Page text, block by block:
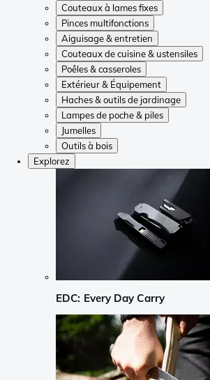
Couteaux à lames fixes
Pinces multifonctions
Aiguisage & entretien
Couteaux de cuisine & ustensiles
Poêles & casseroles
Extérieur & Équipement
Haches & outils de jardinage
Lampes de poche & piles
Jumelles
Outils à bois
Explorez
EDC: Every Day Carry